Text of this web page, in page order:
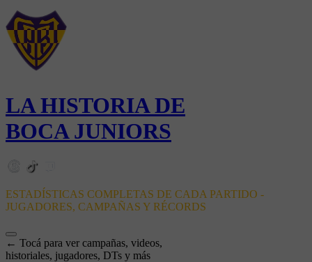
LA HISTORIA DE
BOCA JUNIORS
ESTADÍSTICAS COMPLETAS DE CADA PARTIDO -
JUGADORES, CAMPAÑAS Y RÉCORDS
← Tocá para ver campañas, videos,
historiales, jugadores, DTs y más